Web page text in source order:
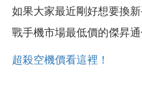
如果大家最近剛好想要換
戰手機市場最低價的傑昇通
超殺空機價看這裡！